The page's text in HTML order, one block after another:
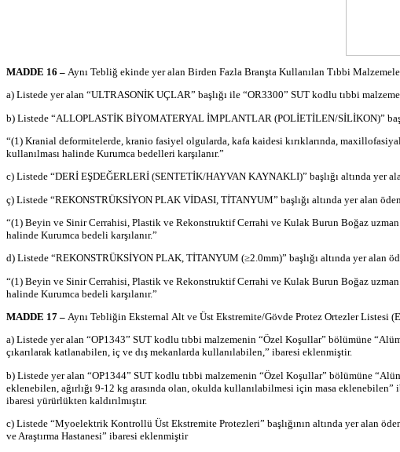
MADDE 16 – Aynı Tebliğ ekinde yer alan Birden Fazla Branşta Kullanılan Tıbbi
a) Listede yer alan “ULTRASONİK UÇLAR” başlığı ile “OR3300” SUT kodlu tıbbi
b) Listede “ALLOPLASTİK BİYOMATERYAL İMPLANTLAR (POLİETİLEN/SİLİKON)”
“(1) Kranial deformitelerde, kranio fasiyel olgularda, kafa kaidesi kırıklarında,
kullanılması halinde Kurumca bedelleri karşılanır.”
c) Listede “DERİ EŞDEĞERLERİ (SENTETİK/HAYVAN KAYNAKLI)” başlığı altında yer
ç) Listede “REKONSTRÜKSİYON PLAK VİDASI, TİTANYUM” başlığı altında yer alan
“(1) Beyin ve Sinir Cerrahisi, Plastik ve RekonstruktifCerrahi ve Kulak Burun Boğaz
halinde Kurumca bedeli karşılanır.”
d) Listede “REKONSTRÜKSİYON PLAK, TİTANYUM (≥2.0mm)” başlığı altında yer alan
“(1) Beyin ve Sinir Cerrahisi, Plastik ve RekonstruktifCerrahi ve Kulak Burun Boğaz
halinde Kurumca bedeli karşılanır.”
MADDE 17 – Aynı Tebliğin Eksternal Alt ve Üst Ekstremite/Gövde Protez OrtezlerListesi
a) Listede yer alan “OP1343” SUT kodlu tıbbi malzemenin “Özel Koşullar” bölümüne
çıkarılarak katlanabilen, iç ve dış mekanlarda kullanılabilen,” ibaresi eklenmiştir.
b) Listede yer alan “OP1344” SUT kodlu tıbbi malzemenin “Özel Koşullar” bölümüne
eklenebilen, ağırlığı 9-12 kg arasında olan, okulda kullanılabilmesi için masa
ibaresi yürürlükten kaldırılmıştır.
c) Listede “Myoelektrik Kontrollü Üst Ekstremite Protezleri” başlığının altında yer alan
ve Araştırma Hastanesi” ibaresi eklenmiştir